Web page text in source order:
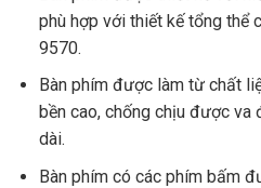
phù hợp với thiết kế tổng thể
9570.
Bàn phím được làm từ chất
bền cao, chống chịu được
dài.
Bàn phím có các phím bấm